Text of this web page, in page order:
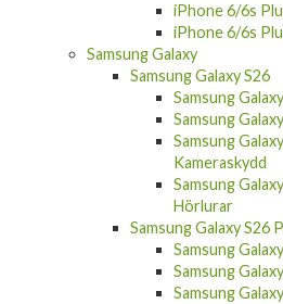
iPhone 6/6s
Samsung Galaxy
Samsung Galaxy S26
Samsung
Samsung
Samsung
Kameraskydd
Samsung
Hörlurar
Samsung Galaxy S26
Samsung
Samsung
Samsung
Kameraskydd